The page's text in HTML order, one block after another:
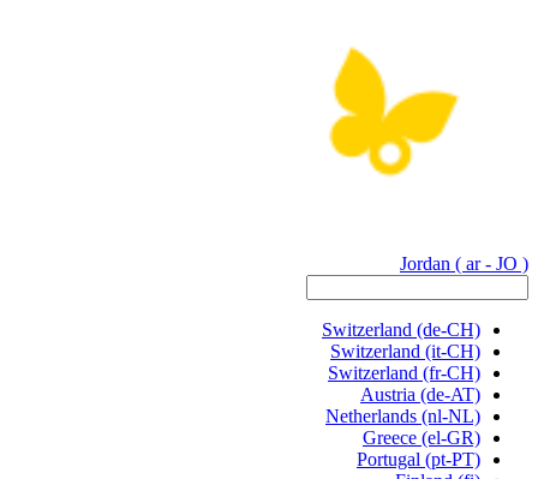
Jordan ( ar - JO )
Switzerland (de-CH)
Switzerland (it-CH)
Switzerland (fr-CH)
Austria (de-AT)
Netherlands (nl-NL)
Greece (el-GR)
Portugal (pt-PT)